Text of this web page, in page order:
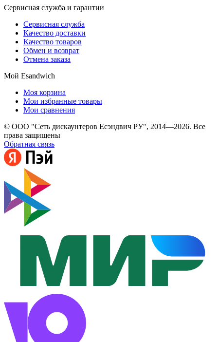
Сервисная служба и гарантии
Сервисная служба
Качество доставки
Качество товаров
Обмен и возврат
Отмена заказа
Мой Esandwich
Моя корзина
Мои избранные товары
Мои сравнения
© ООО "Сеть дискаунтеров Есэндвич РУ", 2014—2026. Все
права защищены
Обратная связь